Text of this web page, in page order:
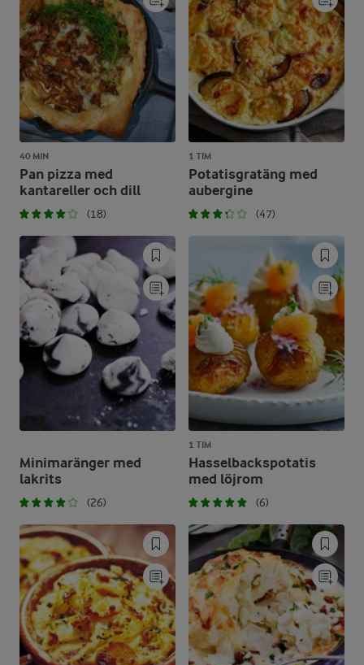
40 MIN
Pan pizza med
kantareller och dill
(18)
1 TIM
Potatisgratäng med
aubergine
(47)
Minimaränger med
lakrits
(26)
1 TIM
Hasselbackspotatis
med löjrom
(6)